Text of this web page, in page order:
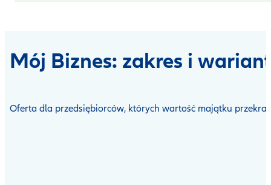
Mój Biznes: zakres i
Oferta dla przedsiębiorców, których wartość majątku